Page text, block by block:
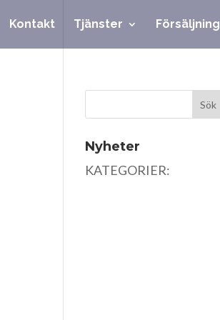
Kontakt Tjänster Försäljning
Nyheter
KATEGORIER: